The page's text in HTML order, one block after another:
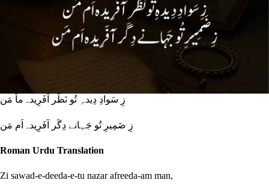
زِ ضَمِیرِ تُو جَہانے دِگَر آفَرِیدہ‌اَم مَن
Roman Urdu Translation
Zi sawad-e-deeda-e-tu nazar afreeda-am man,